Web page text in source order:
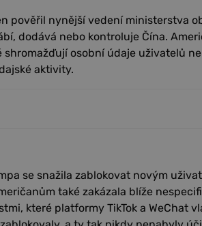
pověřil nynější vedení ministerstva
dodává nebo kontroluje Čína.
shromažďují osobní údaje uživatelů
aktivity.
se snažila zablokovat novým
také zakázala blíže
které platformy TikTok a WeChat